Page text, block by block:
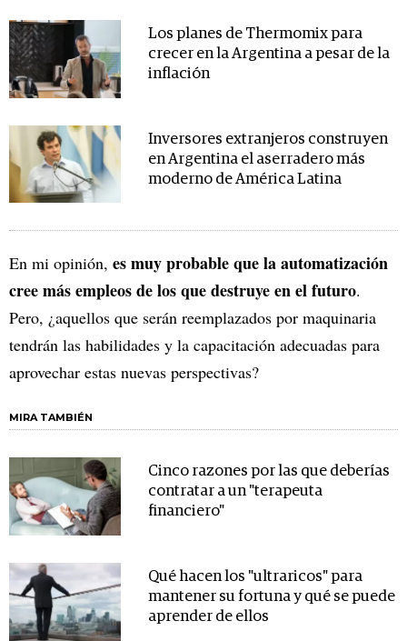
Los planes de Thermomix para
crecer en la Argentina a pesar de la
inflación
Inversores extranjeros construyen
en Argentina el aserradero más
moderno de América Latina
En mi opinión, es muy probable que la automatización
cree más empleos de los que destruye en el futuro.
Pero, ¿aquellos que serán reemplazados por maquinaria
tendrán las habilidades y la capacitación adecuadas para
aprovechar estas nuevas perspectivas?
MIRA TAMBIÉN
Cinco razones por las que deberías
contratar a un "terapeuta
financiero"
Qué hacen los "ultraricos" para
mantener su fortuna y qué se puede
aprender de ellos